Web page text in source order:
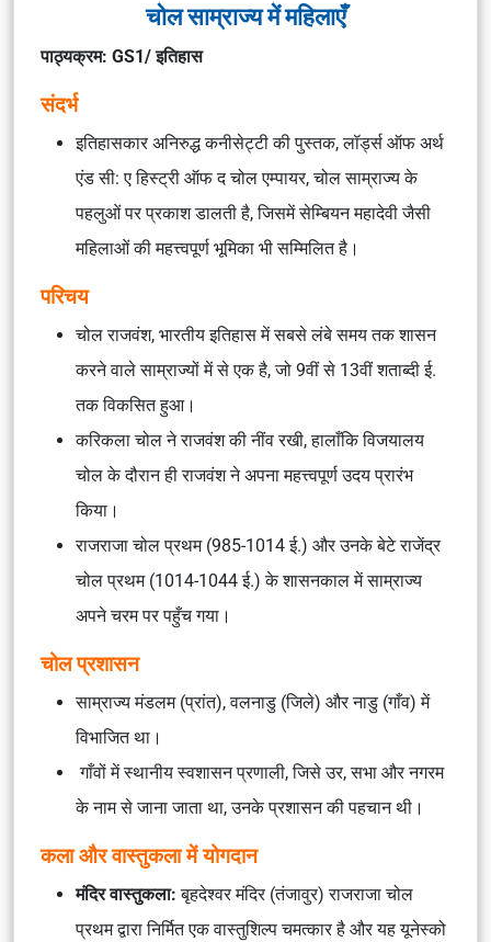
चोल साम्राज्य में महिलाएँ
पाठ्यक्रम: GS1/ इतिहास
संदर्भ
इतिहासकार अनिरुद्ध कनीसेट्टी की पुस्तक, लॉर्ड्स ऑफ अर्थ
एंड सी: ए हिस्ट्री ऑफ द चोल एम्पायर, चोल साम्राज्य के
पहलुओं पर प्रकाश डालती है, जिसमें सेम्बियन महादेवी जैसी
महिलाओं की महत्त्वपूर्ण भूमिका भी सम्मिलित है।
परिचय
चोल राजवंश, भारतीय इतिहास में सबसे लंबे समय तक शासन
करने वाले साम्राज्यों में से एक है, जो 9वीं से 13वीं शताब्दी ई.
तक विकसित हुआ।
करिकला चोल ने राजवंश की नींव रखी, हालाँकि विजयालय
चोल के दौरान ही राजवंश ने अपना महत्त्वपूर्ण उदय प्रारंभ
किया।
राजराजा चोल प्रथम (985-1014 ई.) और उनके बेटे राजेंद्र
चोल प्रथम (1014-1044 ई.) के शासनकाल में साम्राज्य
अपने चरम पर पहुँच गया।
चोल प्रशासन
साम्राज्य मंडलम (प्रांत), वलनाडु (जिले) और नाडु (गाँव) में
विभाजित था।
गाँवों में स्थानीय स्वशासन प्रणाली, जिसे उर, सभा और नगरम
के नाम से जाना जाता था, उनके प्रशासन की पहचान थी।
कला और वास्तुकला में योगदान
मंदिर वास्तुकला:बृहदेश्वर मंदिर (तंजावुर) राजराजा चोल
प्रथम द्वारा निर्मित एक वास्तुशिल्प चमत्कार है और यह यूनेस्को